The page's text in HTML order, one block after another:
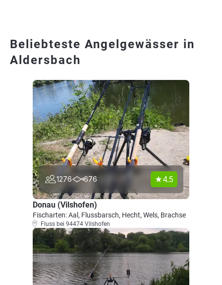
Beliebteste Angelgewässer in
Aldersbach
1276 676 4.5
Donau (Vilshofen)
Fischarten: Aal, Flussbarsch, Hecht, Wels, Brachse
Fluss bei 94474 Vilshofen